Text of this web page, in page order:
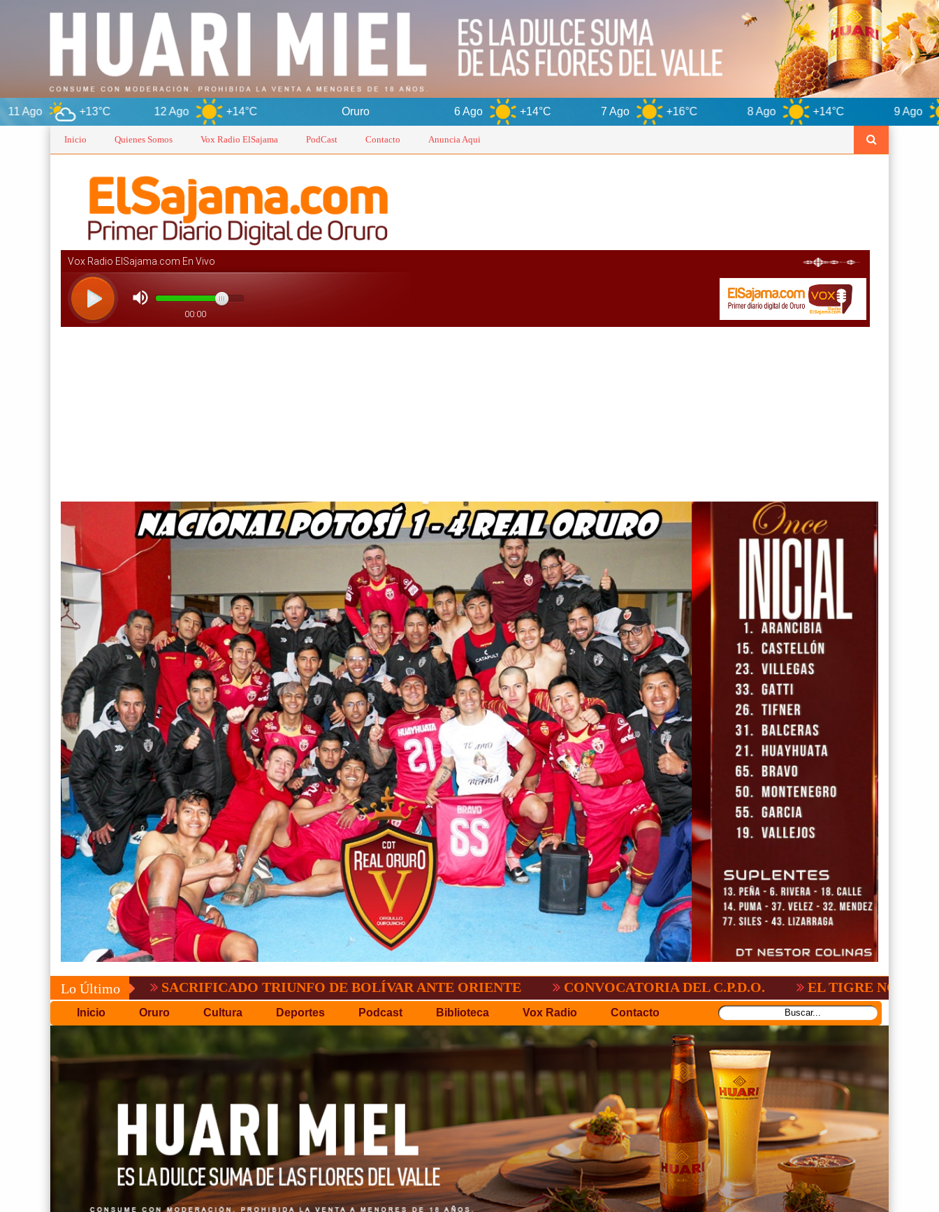
12 Ago +14°C +14°C 7 Ago +16°C 8 Ago +14°C 9 Ago +15°C
Inicio Quienes Somos Vox Radio ElSajama PodCast Contacto Anuncia Aqui
Lo ÚltimoSACRIFICADO TRIUNFO DE BOLÍVAR ANTE ORIENTE CONVOCATORIA DEL C.P.D.O. EL TIGRE NO PERDONO A
Inicio Oruro Cultura Deportes Podcast Biblioteca Vox Radio Contacto